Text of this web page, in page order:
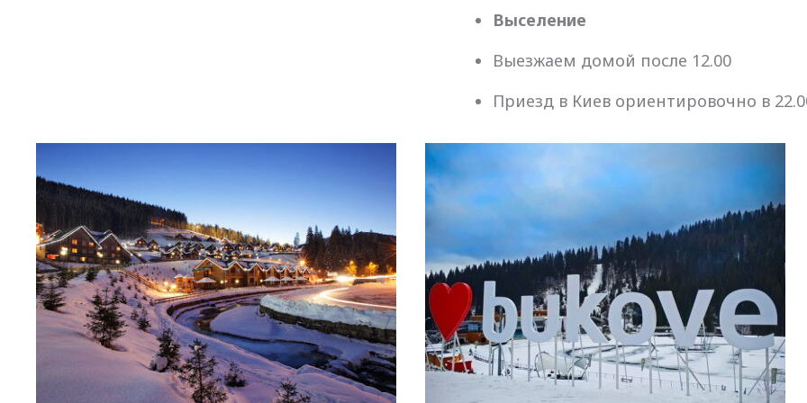
Выселение
Выезжаем домой после 12.00
Приезд в Киев ориентировочно в